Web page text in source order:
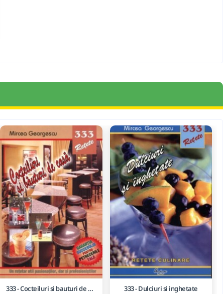
333 - Cocteiluri si bauturi de casa 333 - Dulciuri si inghetate